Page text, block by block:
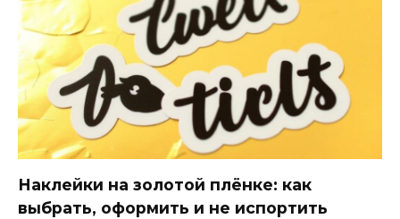
Наклейки на золотой плёнке: как
выбрать, оформить и не испортить